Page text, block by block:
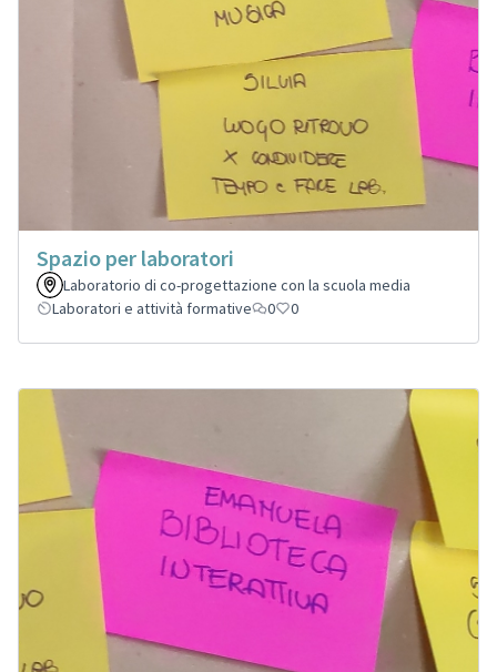
Spazio per laboratori
Laboratorio di co-progettazione con la scuola media
Laboratori e attività formative
0 0